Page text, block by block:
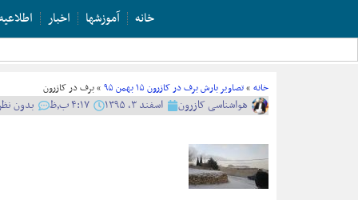
خانه آموزشها اخبار
خانه »تصاویر بارش برف در کازرون ۱۵ بهمن ۹۵ »برف در کازرون
هواشناسی کازرون اسفند ۳, ۱۳۹۵ ۴:۱۷ ب٫ظ بدون